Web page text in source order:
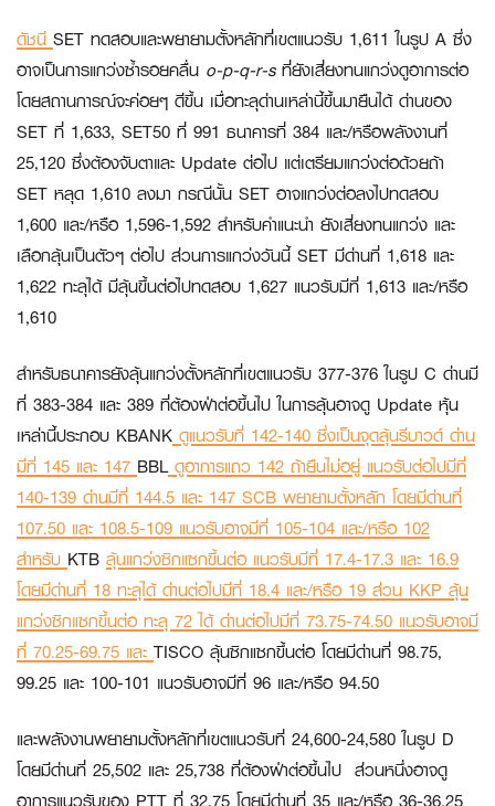
ดัชนี SET ทดสอบและพยายามตั้งหลักที่เขตแนวรับ 1,611 ในรูป A ซึ่ง
อาจเป็นการแกว่งซ้ำรอยคลื่น o-p-q-r-sที่ยังเสี่ยงทนแกว่งดูอาการต่อ
โดยสถานการณ์จะค่อยๆ ดีขึ้น เมื่อทะลุด่านเหล่านี้ขึ้นมายืนได้ ด่านของ
SET ที่ 1,633, SET50 ที่ 991 ธนาคารที่ 384 และ/หรือพลังงานที่
25,120 ซึ่งต้องจับตาและ Update ต่อไป แต่เตรียมแกว่งต่อด้วยถ้า
SET หลุด 1,610 ลงมา กรณีนั้น SET อาจแกว่งต่อลงไปทดสอบ
1,600 และ/หรือ 1,596-1,592 สำหรับคำแนะนำ ยังเสี่ยงทนแกว่ง และ
เลือกลุ้นเป็นตัวๆ ต่อไป ส่วนการแกว่งวันนี้ SET มีด่านที่ 1,618 และ
1,622 ทะลุได้ มีลุ้นขึ้นต่อไปทดสอบ 1,627 แนวรับมีที่ 1,613 และ/หรือ
1,610
สำหรับธนาคารยังลุ้นแกว่งตั้งหลักที่เขตแนวรับ 377-376 ในรูป C ด่านมี
ที่ 383-384 และ 389 ที่ต้องฝ่าต่อขึ้นไป ในการลุ้นอาจดู Update หุ้น
เหล่านี้ประกอบ KBANK ดูแนวรับที่ 142-140 ซึ่งเป็นจุดลุ้นรีบาวด์ ด่าน
มีที่ 145 และ 147 BBLดูอาการแถว 142 ถ้ายืนไม่อยู่ แนวรับต่อไปมีที่
140-139 ด่านมีที่ 144.5 และ 147 SCB พยายามตั้งหลัก โดยมีด่านที่
107.50 และ 108.5-109 แนวรับอาจมีที่ 105-104 และ/หรือ 102
สำหรับ KTB ลุ้นแกว่งซิกแซกขึ้นต่อ แนวรับมีที่ 17.4-17.3 และ 16.9
โดยมีด่านที่ 18 ทะลุได้ ด่านต่อไปมีที่ 18.4 และ/หรือ 19 ส่วน KKP ลุ้น
แกว่งซิกแซกขึ้นต่อ ทะลุ 72 ได้ ด่านต่อไปมีที่ 73.75-74.50 แนวรับอาจมี
ที่ 70.25-69.75 และ TISCO ลุ้นซิกแซกขึ้นต่อ โดยมีด่านที่ 98.75,
99.25 และ 100-101 แนวรับอาจมีที่ 96 และ/หรือ 94.50
และพลังงานพยายามตั้งหลักที่เขตแนวรับที่ 24,600-24,580 ในรูป D
โดยมีด่านที่ 25,502 และ 25,738 ที่ต้องฝ่าต่อขึ้นไป ส่วนหนึ่งอาจดู